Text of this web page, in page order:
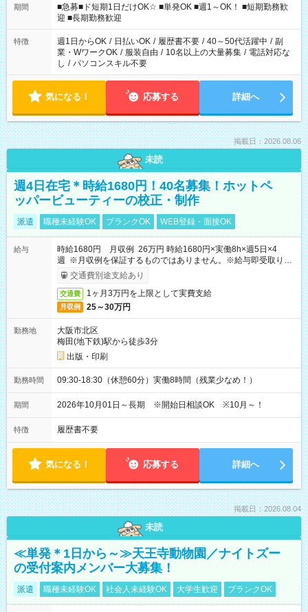
時/9-17時/9-18時/10-18時/11-21時/18-22時/20-翌4時/21-翌5
時/22-翌6時/0-翌8時 ご自身のご都合で選んで頂ける完全自由シ
フト！
期間
■急募■ド短期1日だけOK☆ ■単発OK ■週1～OK！ ■短期勤務歓
迎 ■長期勤務歓迎
特徴 週1日からOK / 日払いOK / 履歴書不要 / 40～50代活躍中 / 副
業・WワークOK / 服装自由 / 10名以上の大量募集 / 電話対応な
し / パソコンスキル不要
気になる！ 応募する 詳細へ
掲載日：2026.08.06
未読
週4日在宅＊時給1680円！40名募集！ホットペ
ッパービューティーの校正・制作
派遣 職種未経験OK ブランクOK WEB登録・面接OK
給与
時給1680円 月収例 26万円 時給1680円×実働8h×週5日×4
週 ※月収例を保証するものではありません。※給与即受取りサ
ービス利用可（利用条件有）
交通費別途支給あり
交通費 1ヶ月3万円を上限として実費支給
月収例 25～30万円
勤務地
大阪市北区
梅田(地下鉄)駅から徒歩3分
出版・印刷
勤務時間 09:30-18:30（休憩60分）実働8時間（残業少なめ！）
期間 2026年10月01日～長期 ※開始日相談OK ※10月～！
特徴 履歴書不要
気になる！ 応募する 詳細へ
掲載日：2026.08.04
未読
≪単発＊1日から～≫天王寺動物園／ナイトズー
の受付案内メンバー大募集！
派遣 職種未経験OK 社会人未経験OK 大学生歓迎 ブランクOK